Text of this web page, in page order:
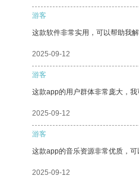
游客
这款软件非常实用，可以帮助我解
2025-09-12
游客
这款app的用户群体非常庞大，我
2025-09-12
游客
这款app的音乐资源非常优质，可
2025-09-12